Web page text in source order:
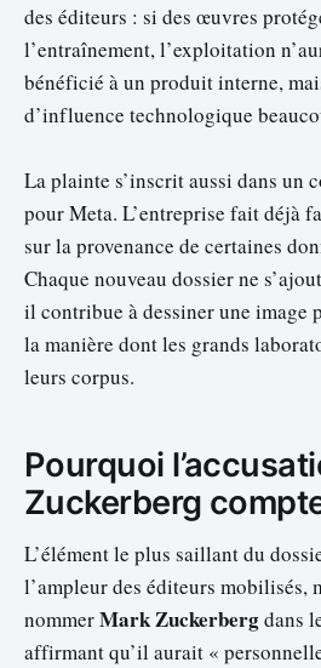
des éditeurs : si des œuvres
l’entraînement, l’exploitation
bénéficié à un produit interne,
d’influence technologique
La plainte s’inscrit aussi dans un
pour Meta. L’entreprise fait déjà
sur la provenance de certaines
Chaque nouveau dossier ne
il contribue à dessiner une image
la manière dont les grands
leurs corpus.
Pourquoi
Zuckerberg
L’élément le plus saillant du
l’ampleur des éditeurs mobilisés,
nommerMark Zuckerbergdans
affirmant qu’il aurait «